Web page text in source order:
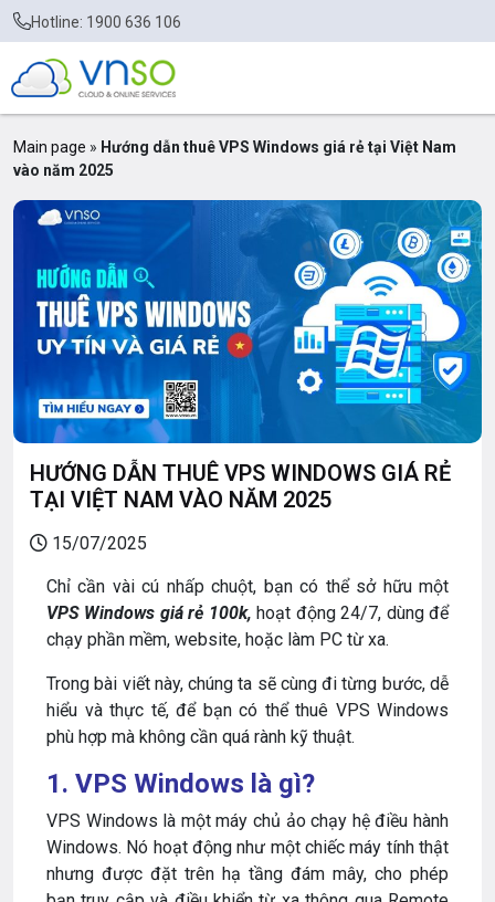
Hotline: 1900 636 106
Main page » Hướng dẫn thuê VPS Windows giá rẻ tại Việt Nam
vào năm 2025
HƯỚNG DẪN THUÊ VPS WINDOWS GIÁ RẺ
TẠI VIỆT NAM VÀO NĂM 2025
15/07/2025
Chỉ cần vài cú nhấp chuột, bạn có thể sở hữu một
VPS Windows giá rẻ 100k, hoạt động 24/7, dùng để
chạy phần mềm, website, hoặc làm PC từ xa.
Trong bài viết này, chúng ta sẽ cùng đi từng bước, dễ
hiểu và thực tế, để bạn có thể thuê VPS Windows
phù hợp mà không cần quá rành kỹ thuật.
1. VPS Windows là gì?
VPS Windows là một máy chủ ảo chạy hệ điều hành
Windows. Nó hoạt động như một chiếc máy tính thật
nhưng được đặt trên hạ tầng đám mây, cho phép